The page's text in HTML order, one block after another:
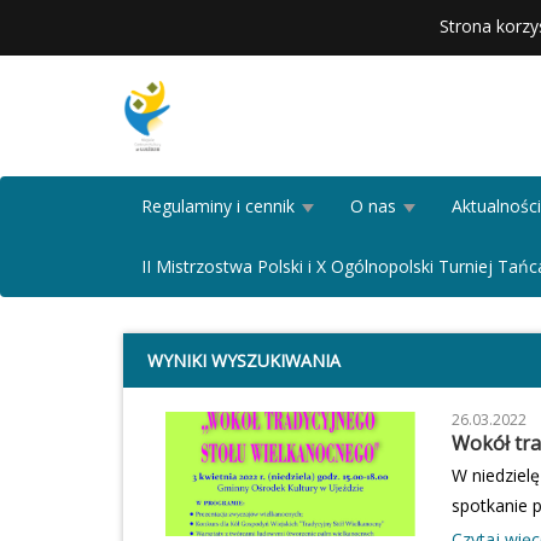
Strona
Regulaminy i cennik O nas Aktualności
II Mistrzostwa Polski i X Ogólnopolski Turniej
WYNIKI WYSZUKIWANIA
26.03.2022
Wokół
W
spotkanie